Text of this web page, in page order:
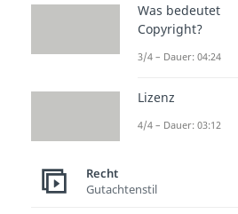
Studyflix
einem
Was bedeutet
Copyright?
3/4 – Dauer: 04:24
Lizenz
4/4 – Dauer: 03:12
Recht
Gutachtenstil